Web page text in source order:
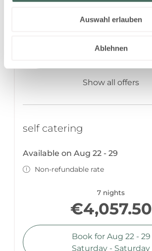
Auswahl erlauben
Ablehnen
7 nights
€3,909.50
Book forAug 24 - 31
Show all offers
self catering
Available on Aug 22 - 29
Non-refundable rate
7 nights
€4,057.50
Book for Aug 22 - 29
Saturday - Saturday